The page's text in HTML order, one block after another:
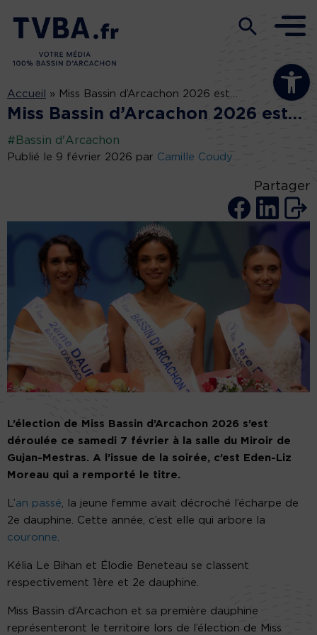
Ouvrir la
Accueil » Miss Bassin d’Arcachon 2026 est…
Miss Bassin d’Arcachon 2026 est…
#Bassin d'Arcachon
Publié le 9 février 2026 par Camille Coudy
Partager
L’élection de Miss Bassin d’Arcachon 2026 s’est
déroulée ce samedi 7 février à la salle du Miroir de
Gujan-Mestras. A l’issue de la soirée, c’est Eden-Liz
Moreau qui a remporté le titre.
L’an passé, la jeune femme avait décroché l’écharpe de
2e dauphine. Cette année, c’est elle qui arbore la
couronne.
Kélia Le Bihan et Élodie Beneteau se classent
respectivement 1ère et 2e dauphine.
Miss Bassin d’Arcachon et sa première dauphine
représenteront le territoire lors de l’élection de Miss